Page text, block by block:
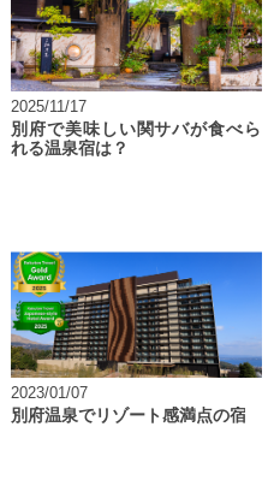
2025/11/17
別府で美味しい関サバが食べら
れる温泉宿は？
2023/01/07
別府温泉でリゾート感満点の宿